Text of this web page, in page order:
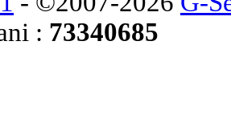
: 73340685